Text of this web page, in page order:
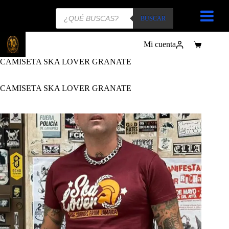
Búsqueda
BUSCAR
Mi cuenta
Carro
CAMISETA SKA LOVER GRANATE
CAMISETA SKA LOVER GRANATE